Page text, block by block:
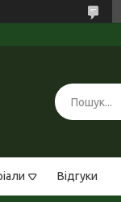
Відгуки